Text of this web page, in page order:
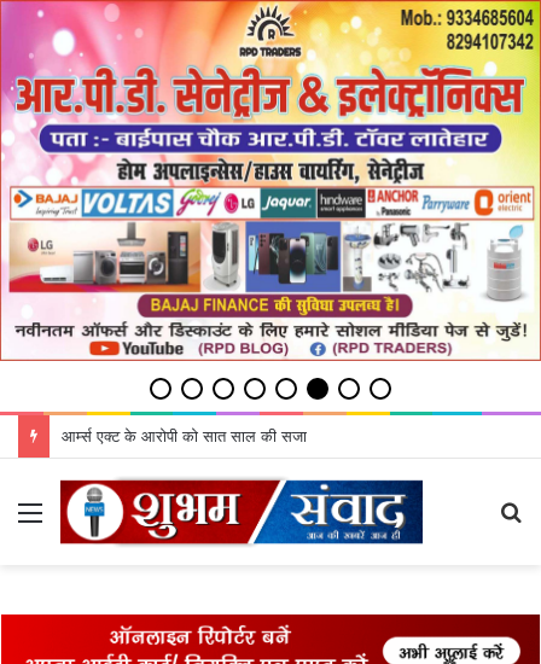
आर्म्स एक्ट के आरोपी को सात साल की सजा
Menu